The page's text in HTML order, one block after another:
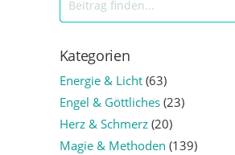
Kategorien
Energie & Licht(63)
Engel & Göttliches(23)
Herz & Schmerz(20)
Magie & Methoden (139)